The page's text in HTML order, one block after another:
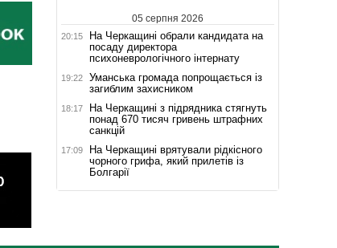
05 серпня 2026
20:15
На Черкащині обрали кандидата на
посаду директора
психоневрологічного інтернату
19:22
Уманська громада попрощається із
загиблим захисником
18:17
На Черкащині з підрядника стягнуть
понад 670 тисяч гривень штрафних
санкцій
17:09
На Черкащині врятували рідкісного
чорного грифа, який прилетів із
Болгарії